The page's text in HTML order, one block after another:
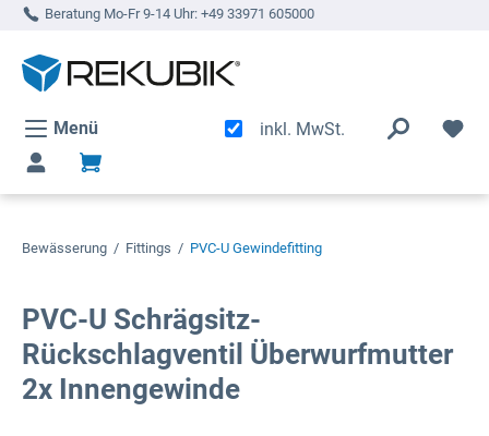
springen
Beratung Mo-Fr 9-14 Uhr: +49 33971 605000
Menü inkl. MwSt.
Bewässerung / Fittings / PVC-U Gewindefitting
PVC-U Schrägsitz-
Rückschlagventil Überwurfmutter
2x Innengewinde